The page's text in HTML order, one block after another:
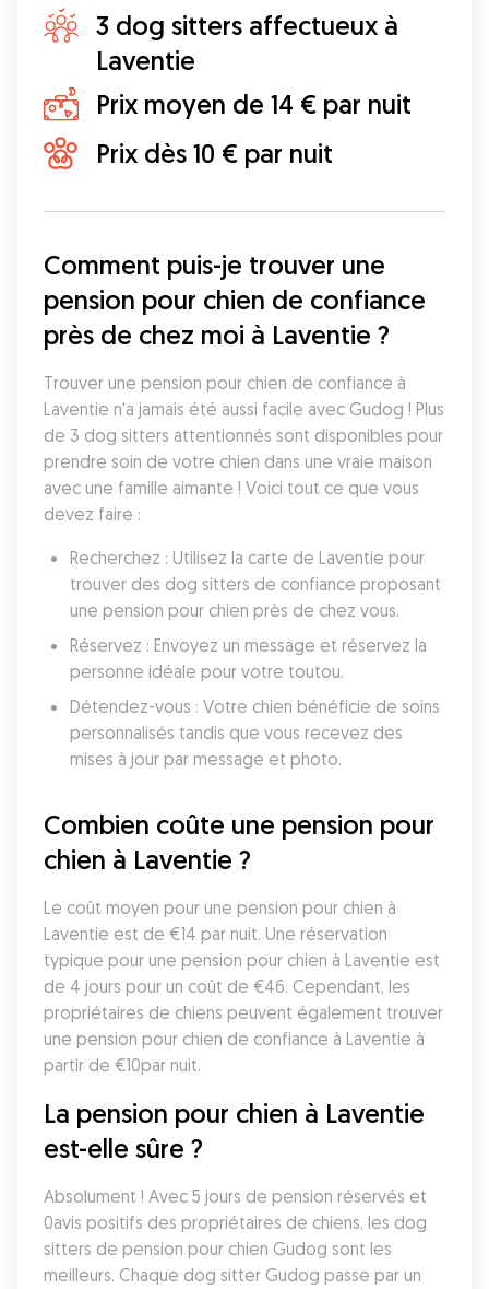
3 dog sitters affectueux à
Laventie
Prix moyen de 14 € par nuit
Prix dès 10 € par nuit
Comment puis-je trouver une
pension pour chien de confiance
près de chez moi à Laventie ?
Trouver une pension pour chien de confiance à
Laventie n'a jamais été aussi facile avec Gudog ! Plus
de 3 dog sitters attentionnés sont disponibles pour
prendre soin de votre chien dans une vraie maison
avec une famille aimante ! Voici tout ce que vous
devez faire :
Recherchez : Utilisez la carte de Laventie pour
trouver des dog sitters de confiance proposant
une pension pour chien près de chez vous.
Réservez : Envoyez un message et réservez la
personne idéale pour votre toutou.
Détendez-vous : Votre chien bénéficie de soins
personnalisés tandis que vous recevez des
mises à jour par message et photo.
Combien coûte une pension pour
chien à Laventie ?
Le coût moyen pour une pension pour chien à
Laventie est de €14 par nuit. Une réservation
typique pour une pension pour chien à Laventie est
de 4 jours pour un coût de €46. Cependant, les
propriétaires de chiens peuvent également trouver
une pension pour chien de confiance à Laventie à
partir de €10par nuit.
La pension pour chien à Laventie
est-elle sûre ?
Absolument ! Avec 5 jours de pension réservés et
0avis positifs des propriétaires de chiens, les dog
sitters de pension pour chien Gudog sont les
meilleurs. Chaque dog sitter Gudog passe par un